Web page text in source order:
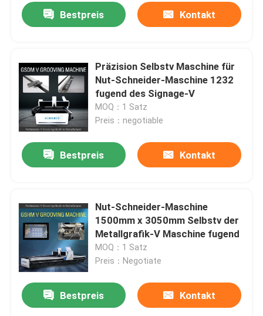
Bestpreis Kontakt
Präzision Selbstv Maschine für
Nut-Schneider-Maschine 1232
fugend des Signage-V
MOQ：1 Satz
Preis：negotiable
Bestpreis Kontakt
Nut-Schneider-Maschine
1500mm x 3050mm Selbstv der
Metallgrafik-V Maschine fugend
MOQ：1 Satz
Preis：Negotiate
Bestpreis Kontakt